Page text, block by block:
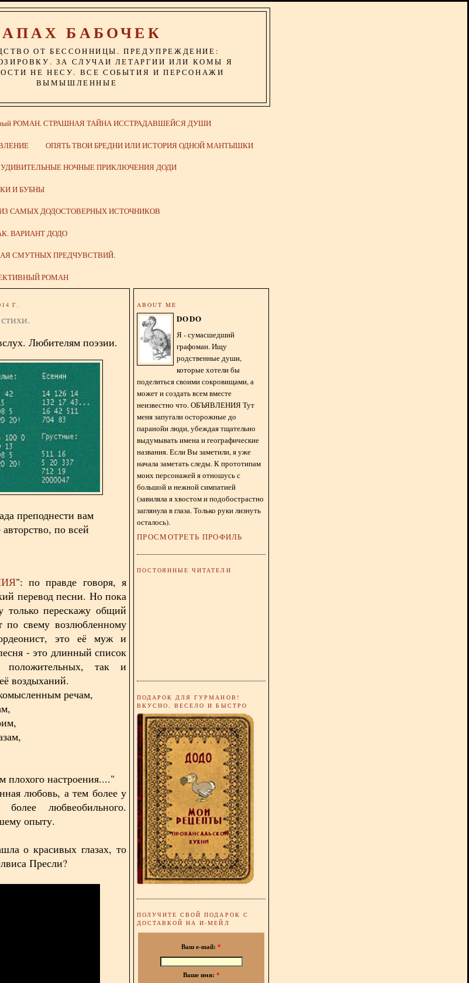
БАБОЧЕК
ОТ БЕССОННИЦЫ. ПРЕДУПРЕЖДЕНИЕ:
ЗА СЛУЧАИ ЛЕТАРГИИ ИЛИ КОМЫ Я
НЕ НЕСУ. ВСЕ СОБЫТИЯ И ПЕРСОНАЖИ
ВЫМЫШЛЕННЫЕ
РОМАН. СТРАШНАЯ ТАЙНА ИССТРАДАВШЕЙСЯ ДУШИ
ОПЯТЬ ТВОИ БРЕДНИ ИЛИ ИСТОРИЯ ОДНОЙ МАНТЫШКИ
НОЧНЫЕ ПРИКЛЮЧЕНИЯ ДОДИ
И БУБНЫ
САМЫХ ДОДОСТОВЕРНЫХ ИСТОЧНИКОВ
ВАРИАНТ ДОДО
СМУТНЫХ ПРЕДЧУВСТВИЙ.
РОМАН
Г.
Любителям поэзии.
преподнести вам
по всей
": по правде говоря, я
перевод песни. Но пока
только перескажу общий
по свему возлюбленному
это её муж и
- это длинный список
так и
воздыханий.
речам,
плохого настроения...."
любовь, а тем более у
любвеобильного.
опыту.
о красивых глазах, то
Пресли?
ABOUT ME
DODO
Я - сумасшедший
графоман. Ищу
родственные души,
которые хотели бы
поделиться своими сокровищами, а
может и создать всем вместе
неизвестно что. ОБЪЯВЛЕНИЯ Тут
меня запугали осторожные до
паранойи люди, убеждая тщательно
выдумывать имена и географические
названия. Если Вы заметили, я уже
начала заметать следы. К прототипам
моих персонажей я отношусь с
большой и нежной симпатией
(завиляла я хвостом и подобострастно
заглянула в глаза. Только руки лизнуть
осталось).
ПРОСМОТРЕТЬ ПРОФИЛЬ
ПОСТОЯННЫЕ ЧИТАТЕЛИ
ПОДАРОК ДЛЯ ГУРМАНОВ!
ВКУСНО, ВЕСЕЛО И БЫСТРО
ПОЛУЧИТЕ СВОЙ ПОДАРОК С
ДОСТАВКОЙ НА И-МЕЙЛ
Ваш e-mail: *
Ваше имя: *